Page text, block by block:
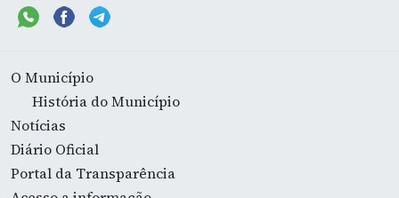
O Município
História do Município
Notícias
Diário Oficial
Portal da Transparência